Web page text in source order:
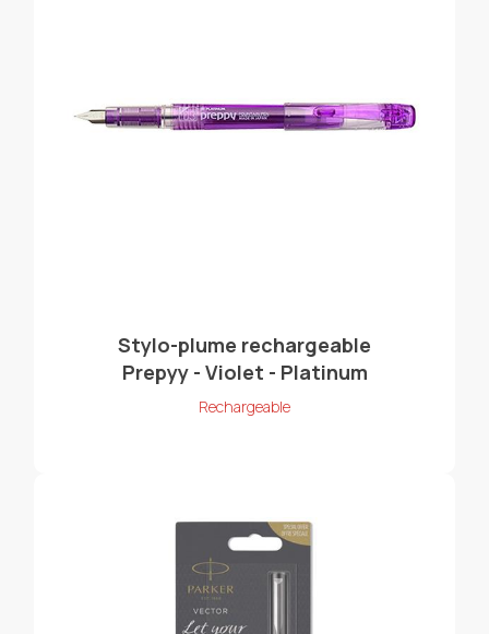
Stylo-plume rechargeable
Prepyy - Violet - Platinum
Rechargeable